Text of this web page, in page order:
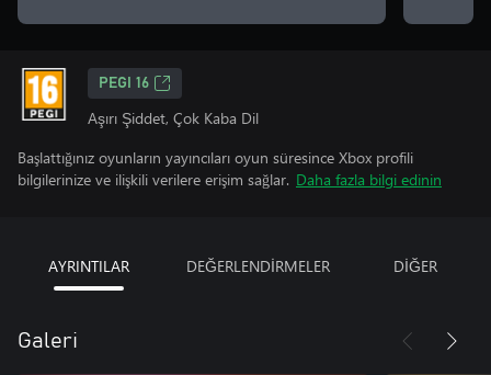
PEGI 16
Aşırı Şiddet, Çok Kaba Dil
Başlattığınız oyunların yayıncıları oyun süresince Xbox profili
bilgilerinize ve ilişkili verilere erişim sağlar. Daha fazla bilgi edinin
AYRINTILAR DEĞERLENDİRMELER DİĞER
Galeri